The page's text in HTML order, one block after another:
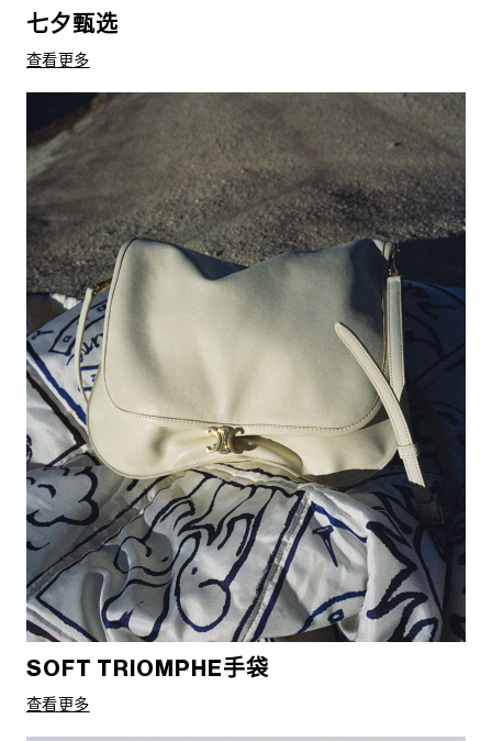
七夕甄选
查看更多
SOFT TRIOMPHE手袋
查看更多